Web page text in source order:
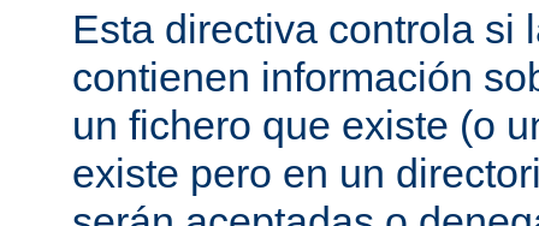
Esta directiva controla si
contienen información
un fichero que existe (o
existe pero en un